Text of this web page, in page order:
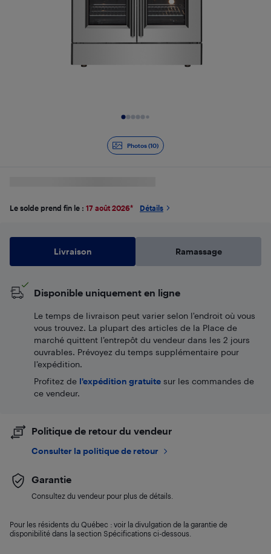
Photos (10)
Le solde prend fin le : 17 août 2026* Détails
Livraison Ramassage
Disponible uniquement en ligne
Le temps de livraison peut varier selon l'endroit où vous
vous trouvez. La plupart des articles de la Place de
marché quittent l’entrepôt du vendeur dans les 2 jours
ouvrables. Prévoyez du temps supplémentaire pour
l’expédition.
Profitez de l'expédition gratuite sur les commandes de
ce vendeur.
Politique de retour du vendeur
Consulter la politique de retour
Garantie
Consultez du vendeur pour plus de détails.
Pour les résidents du Québec : voir la divulgation de la garantie de
disponibilité dans la section Spécifications ci-dessous.